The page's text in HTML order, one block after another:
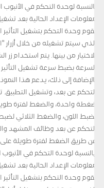
معلومات الإعداد الحالية بعد
تقوم وحدة التحكم بتشغيل التأثير
للاختيار من بينها. يتم استخدام زر
السرعة بضبط سرعة تشغيل التأثير
بالإضافة إلى ذلك، يدعم هذا
التحكم عن بعد، وتشغيل التطبيق.
ضغطة واحدة، والضغط لفترة
لضبط اللون، والضغط الثلاثي
التحكم عن بعد وظائف المشهد
عن طريق الضغط لفترة طويلة على
معلومات الإعداد الحالية بعد
تقوم وحدة التحكم بتشغيل التأثير